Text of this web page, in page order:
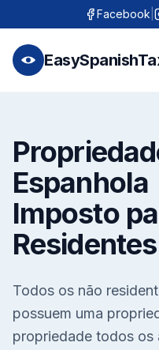
Facebook
Espanhola
Imposto
Todos os não
possuem uma
propriedade todos os